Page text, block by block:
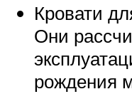
Кровати
Они
рождения